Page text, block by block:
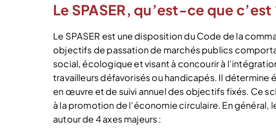
Le SPASER, qu’est-ce que c’est
Le SPASER est une disposition du Code de la
objectifs de passation de marchés publics
social, écologique et visant à concourir à
travailleurs défavorisés ou handicapés. Il détermine
en œuvre et de suivi annuel des objectifs fixés. Ce
à la promotion de l’économie circulaire. En général,
autour de 4 axes majeurs :